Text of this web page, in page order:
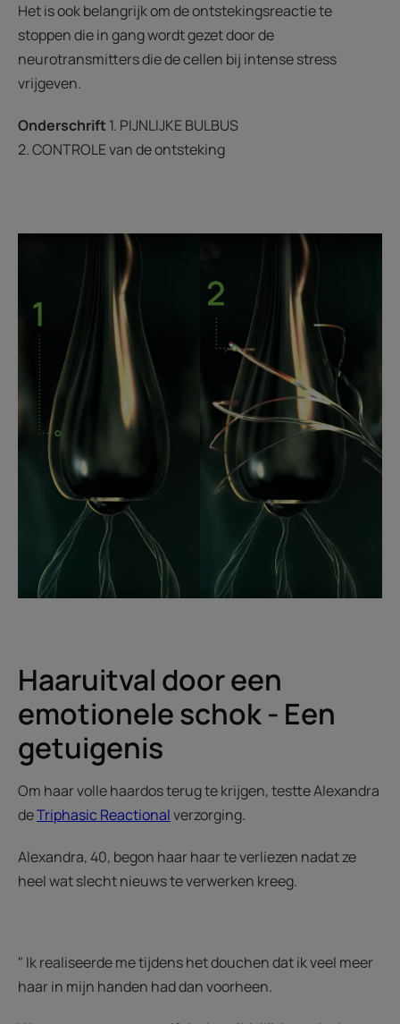
Het is ook belangrijk om de ontstekingsreactie te
stoppen die in gang wordt gezet door de
neurotransmitters die de cellen bij intense stress
vrijgeven.
Onderschrift 1. PIJNLIJKE BULBUS
2. CONTROLE van de ontsteking
Haaruitval door een
emotionele schok - Een
getuigenis
Om haar volle haardos terug te krijgen, testte Alexandra
deTriphasic Reactionalverzorging.
Alexandra, 40, begon haar haar te verliezen nadat ze
heel wat slecht nieuws te verwerken kreeg.
" Ik realiseerde me tijdens het douchen dat ik veel meer
haar in mijn handen had dan voorheen.